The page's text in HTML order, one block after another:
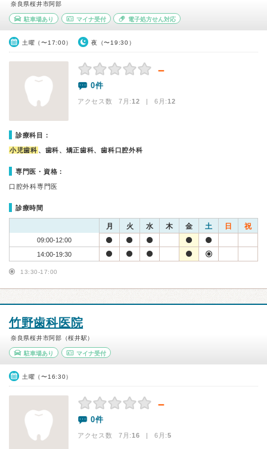
奈良県桜井市阿部
駐車場あり マイナ受付 電子処方せん対応
土曜（〜17:00） 夜（〜19:30）
－
0件
アクセス数 7月:12 | 6月:12
診療科目：
小児歯科 、歯科、矯正歯科、歯科口腔外科
専門医・資格：
口腔外科専門医
診療時間
月 火 水 木 金 土 日 祝
09:00-12:00
14:00-19:30
13:30-17:00
竹野歯科医院
奈良県桜井市阿部（桜井駅）
駐車場あり マイナ受付
土曜（〜16:30）
－
0件
アクセス数 7月:16 | 6月:5